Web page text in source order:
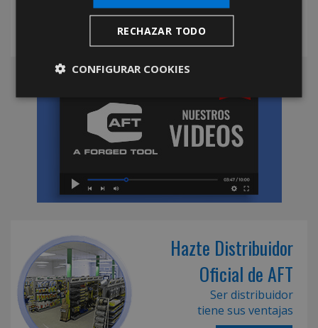
Hazte Distribuidor
Oficial de AFT
Ser distribuidor
tiene sus ventajas
RECHAZAR TODO
CONFIGURAR COOKIES